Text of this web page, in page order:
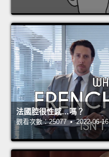
法國腔很性感…嗎？
觀看次數：25077 • 2022-06-16